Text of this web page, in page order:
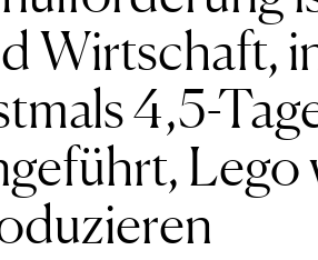
Wirtschaft,
4,5-
Lego